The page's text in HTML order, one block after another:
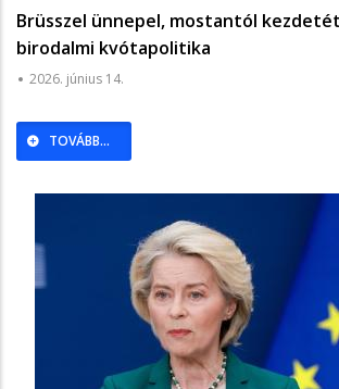
Brüsszel ünnepel, mostantól
birodalmi kvótapolitika
2026. június 14.
TOVÁBB...